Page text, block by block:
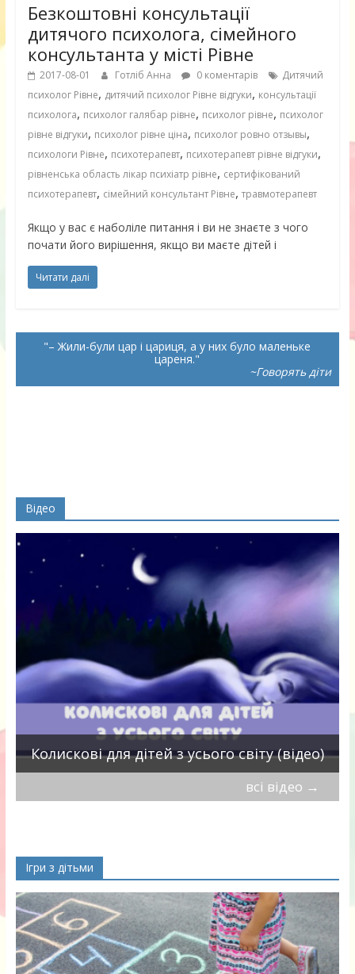
Безкоштовні консультації
дитячого психолога, сімейного
консультанта у місті Рівне
2017-08-01 Готліб Анна 0 коментарів
Дитячий
психолог Рівне, дитячий психолог Рівне відгуки, консультації
психолога, психолог галябар рівне, психолог рівне, психолог
рівне відгуки, психолог рівне ціна, психолог ровно отзывы,
психологи Рівне, психотерапевт, психотерапевт рівне відгуки,
рівненська область лікар психіатр рівне, сертифікований
психотерапевт, сімейний консультант Рівне, травмотерапевт
Якщо у вас є наболіле питання і ви не знаєте з чого
почати його вирішення, якщо ви маєте дітей і
Читати далі
– Жили-були цар і цариця, а у них було маленьке
цареня.
~Говорять діти
Відео
Колискові для дітей з усього світу (відео)
всі відео →
Ігри з дітьми